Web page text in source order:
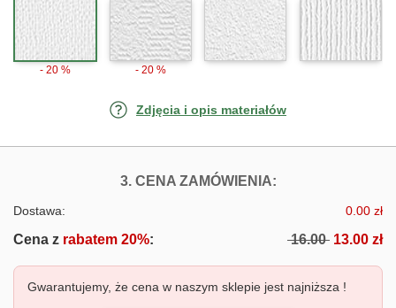
- 20 % - 20 %
Zdjęcia i opis materiałów
3. CENA ZAMÓWIENIA:FOTOTAPETY
Dostawa: 0.00 zł
Cena z rabatem 20%: 16.00 13.00 zł
Gwarantujemy, że cena w naszym sklepie jest najniższa !